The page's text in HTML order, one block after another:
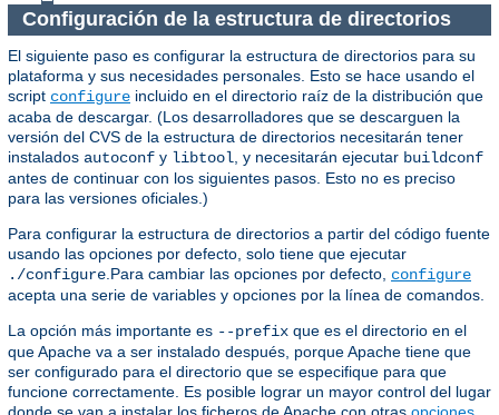
Configuración de la estructura de directorios
El siguiente paso es configurar la estructura de directorios para su
plataforma y sus necesidades personales. Esto se hace usando el
script configure incluido en el directorio raíz de la distribución que
acaba de descargar. (Los desarrolladores que se descarguen la
versión del CVS de la estructura de directorios necesitarán tener
instalados autoconf y libtool , y necesitarán ejecutar buildconf
antes de continuar con los siguientes pasos. Esto no es preciso
para las versiones oficiales.)
Para configurar la estructura de directorios a partir del código fuente
usando las opciones por defecto, solo tiene que ejecutar
./configure .Para cambiar las opciones por defecto, configure
acepta una serie de variables y opciones por la línea de comandos.
La opción más importante es --prefix que es el directorio en el
que Apache va a ser instalado después, porque Apache tiene que
ser configurado para el directorio que se especifique para que
funcione correctamente. Es posible lograr un mayor control del lugar